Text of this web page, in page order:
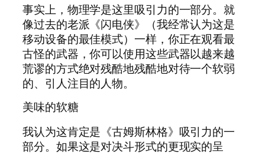
事实上，物理学是这里吸引力的一部分。就
像过去的老派《闪电侠》（我经常认为这是
移动设备的最佳模式）一样，你正在观看最
古怪的武器，你可以使用这些武器以越来越
荒谬的方式绝对残酷地残酷地对待一个软弱
的、引人注目的人物。
美味的软糖
我认为这肯定是《古姆斯林格》吸引力的一
部分。如果这是对决斗形式的更现实的呈